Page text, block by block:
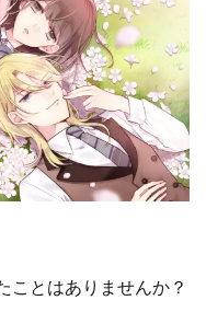
ことはありませんか？